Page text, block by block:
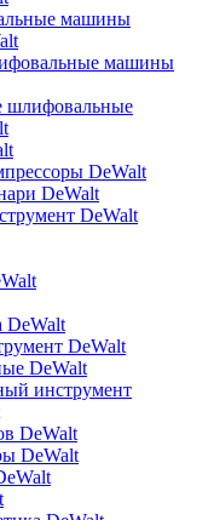
машины
машины
шлифовальные
DeWalt
DeWalt
DeWalt
DeWalt
DeWalt
DeWalt
инструмент
DeWalt
DeWalt